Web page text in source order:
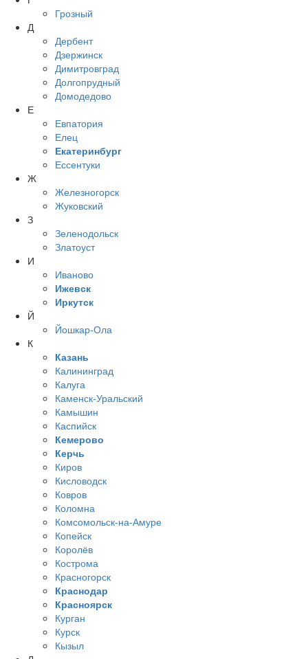
Грозный
Д
Дербент
Дзержинск
Димитровград
Долгопрудный
Домодедово
Е
Евпатория
Елец
Екатеринбург
Ессентуки
Ж
Железногорск
Жуковский
З
Зеленодольск
Златоуст
И
Иваново
Ижевск
Иркутск
Й
Йошкар-Ола
К
Казань
Калининград
Калуга
Каменск-Уральский
Камышин
Каспийск
Кемерово
Керчь
Киров
Кисловодск
Ковров
Коломна
Комсомольск-на-Амуре
Копейск
Королёв
Кострома
Красногорск
Краснодар
Красноярск
Курган
Курск
Кызыл